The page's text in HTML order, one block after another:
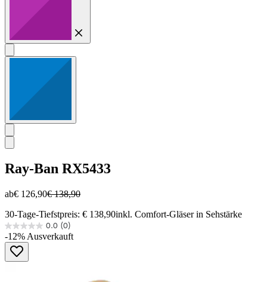
Ray-Ban RX5433
ab€ 126,90€ 138,90
30-Tage-Tiefstpreis: € 138,90inkl. Comfort-Gläser in Sehstärke
0.0 (0)
0.0
von
Sternen.
-12% Ausverkauft